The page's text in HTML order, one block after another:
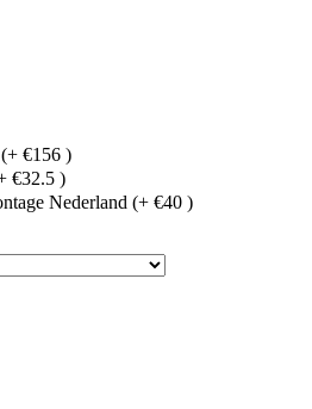
€156 )
€32.5 )
Nederland (+ €40 )